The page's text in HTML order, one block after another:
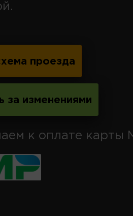
проезда
за изменениями
к оплате карты